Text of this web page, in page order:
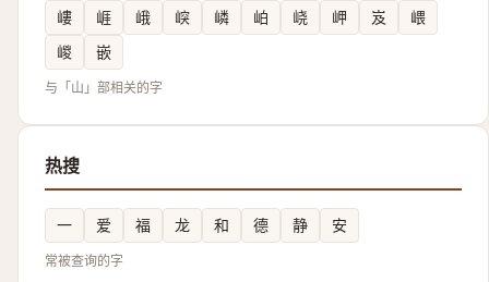
嶁 崕 峨 㟮 嶙 岶 峣 岬 岌
㟪
嵕
嵌
与「山」部相关的字
热搜
一 爱 福 龙 和 德 静 安
常被查询的字